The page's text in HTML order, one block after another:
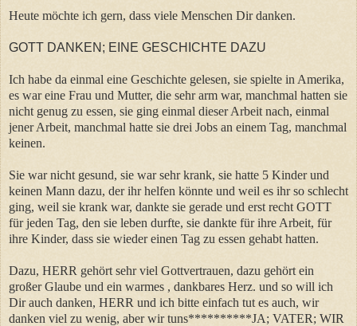
Heute möchte ich gern, dass viele Menschen Dir danken.
GOTT DANKEN; EINE GESCHICHTE DAZU
Ich habe da einmal eine Geschichte gelesen, sie spielte in Amerika,
es war eine Frau und Mutter, die sehr arm war, manchmal hatten sie
nicht genug zu essen, sie ging einmal dieser Arbeit nach, einmal
jener Arbeit, manchmal hatte sie drei Jobs an einem Tag, manchmal
keinen.
Sie war nicht gesund, sie war sehr krank, sie hatte 5 Kinder und
keinen Mann dazu, der ihr helfen könnte und weil es ihr so schlecht
ging, weil sie krank war, dankte sie gerade und erst recht GOTT
für jeden Tag, den sie leben durfte, sie dankte für ihre Arbeit, für
ihre Kinder, dass sie wieder einen Tag zu essen gehabt hatten.
Dazu, HERR gehört sehr viel Gottvertrauen, dazu gehört ein
großer Glaube und ein warmes , dankbares Herz. und so will ich
Dir auch danken, HERR und ich bitte einfach tut es auch, wir
danken viel zu wenig, aber wir tuns**********JA; VATER; WIR